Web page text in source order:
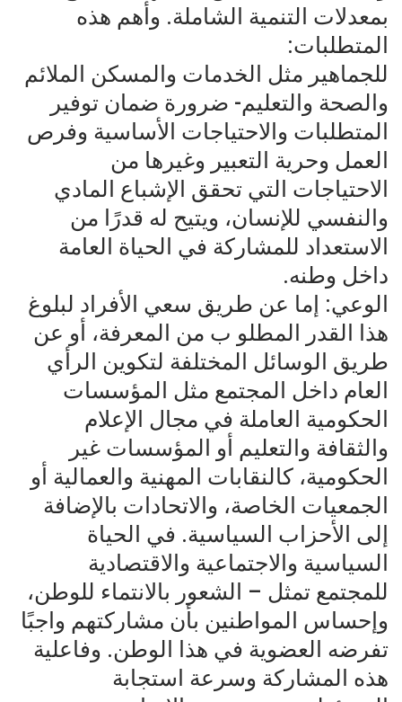
بمعدلات التنمية الشاملة. وأهم هذه
المتطلبات:
للجماهير مثل الخدمات والمسكن الملائم
والصحة والتعليم- ضرورة ضمان توفير
المتطلبات والاحتياجات الأساسية وفرص
العمل وحرية التعبير وغيرها من
الاحتياجات التي تحقق الإشباع المادي
والنفسي للإنسان، ويتيح له قدرًا من
الاستعداد للمشاركة في الحياة العامة
داخل وطنه.
الوعي: إما عن طريق سعي الأفراد لبلوغ
هذا القدر المطلو ب من المعرفة، أو عن
طريق الوسائل المختلفة لتكوين الرأي
العام داخل المجتمع مثل المؤسسات
الحكومية العاملة في مجال الإعلام
والثقافة والتعليم أو المؤسسات غير
الحكومية، كالنقابات المهنية والعمالية أو
الجمعيات الخاصة، والاتحادات بالإضافة
إلى الأحزاب السياسية. في الحياة
السياسية والاجتماعية والاقتصادية
للمجتمع تمثل – الشعور بالانتماء للوطن،
وإحساس المواطنين بأن مشاركتهم واجبًا
تفرضه العضوية في هذا الوطن. وفاعلية
هذه المشاركة وسرعة استجابة